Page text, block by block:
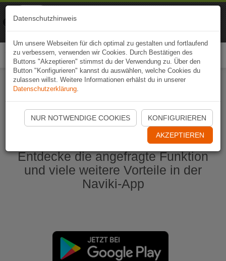
Naviki App jetzt öffnen
Entdecke die angefragte Funktion
und viele weitere Vorteile in der
Naviki-App
Datenschutzhinweis
Um unsere Webseiten für dich optimal zu gestalten und fortlaufend
zu verbessern, verwenden wir Cookies. Durch Bestätigen des
Buttons "Akzeptieren" stimmst du der Verwendung zu. Über den
Button "Konfigurieren" kannst du auswählen, welche Cookies du
zulassen willst. Weitere Informationen erhälst du in unserer
Datenschutzerklärung.
NUR NOTWENDIGE COOKIES KONFIGURIEREN
AKZEPTIEREN
Naviki